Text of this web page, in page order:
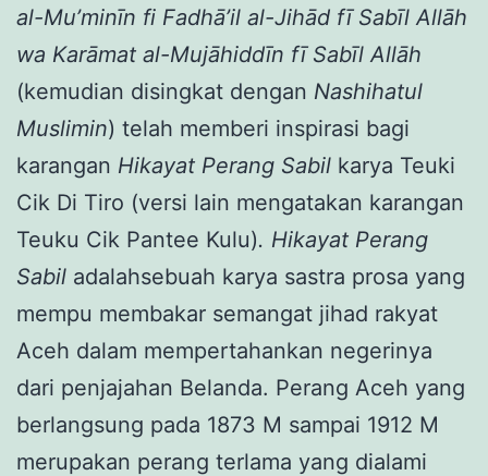
al-Mu’minīn fi Fadhā’il al-Jihād fī Sabīl Allāh
wa Karāmat al-Mujāhiddīn fī Sabīl Allāh
(kemudian disingkat dengan Nashihatul
Muslimin) telah memberi inspirasi bagi
karangan Hikayat Perang Sabil karya Teuki
Cik Di Tiro (versi lain mengatakan karangan
Teuku Cik Pantee Kulu). Hikayat Perang
Sabil adalahsebuah karya sastra prosa yang
mempu membakar semangat jihad rakyat
Aceh dalam mempertahankan negerinya
dari penjajahan Belanda. Perang Aceh yang
berlangsung pada 1873 M sampai 1912 M
merupakan perang terlama yang dialami